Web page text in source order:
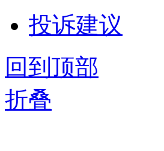
投诉建议
回到顶部
折叠